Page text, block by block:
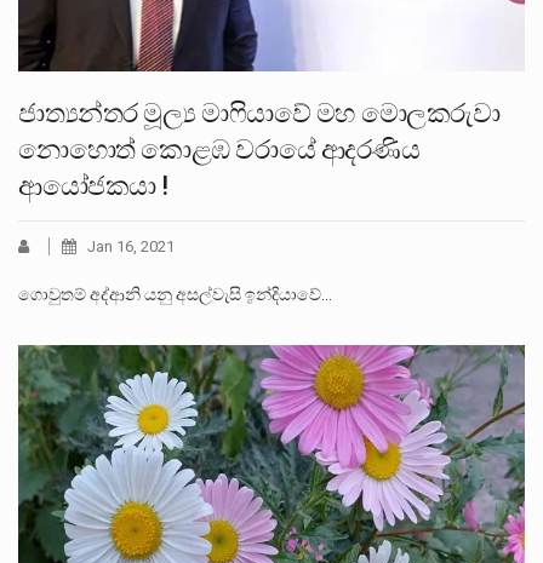
ජාත්‍යන්තර මූල්‍ය මාෆියාවේ මහ මොලකරුවා
නොහොත් කොළඹ වරායේ ආදරණිය
ආයෝජකයා !
Jan 16, 2021
ගොවුතම් අද්ආනි යනු අසල්වැසි ඉන්දියාවේ…